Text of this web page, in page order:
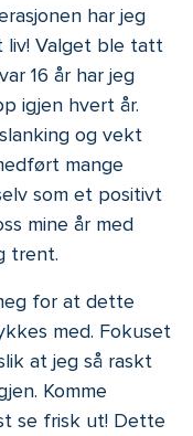
har jeg
liv! Valget ble tatt
16 år har jeg
igjen hvert år.
og vekt
mange
som et positivt
mine år med
trent.
for at dette
med. Fokuset
at jeg så raskt
Komme
se frisk ut! Dette